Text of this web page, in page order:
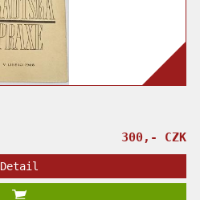
300,- CZK
Detail